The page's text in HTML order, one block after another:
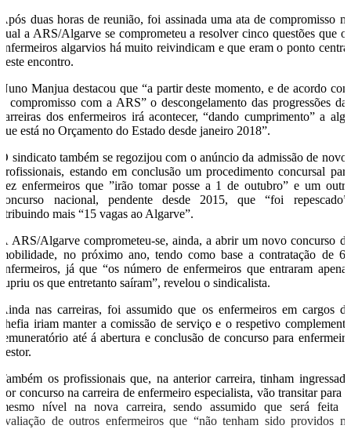
Após duas horas de reunião, foi assinada uma ata de compromisso na
qual a ARS/Algarve se comprometeu a resolver cinco questões que os
enfermeiros algarvios há muito reivindicam e que eram o ponto central
deste encontro.
Nuno Manjua destacou que “a partir deste momento, e de acordo com
o compromisso com a ARS” o descongelamento das progressões das
carreiras dos enfermeiros irá acontecer, “dando cumprimento” a algo
que está no Orçamento do Estado desde janeiro 2018”.
O sindicato também se regozijou com o anúncio da admissão de novos
profissionais, estando em conclusão um procedimento concursal para
dez enfermeiros que ”irão tomar posse a 1 de outubro” e um outro
concurso nacional, pendente desde 2015, que “foi repescado”,
atribuindo mais “15 vagas ao Algarve”.
A ARS/Algarve comprometeu-se, ainda, a abrir um novo concurso de
mobilidade, no próximo ano, tendo como base a contratação de 67
enfermeiros, já que “os número de enfermeiros que entraram apenas
supriu os que entretanto saíram”, revelou o sindicalista.
Ainda nas carreiras, foi assumido que os enfermeiros em cargos de
chefia iriam manter a comissão de serviço e o respetivo complemento
remuneratório até á abertura e conclusão de concurso para enfermeiro
gestor.
Também os profissionais que, na anterior carreira, tinham ingressado
por concurso na carreira de enfermeiro especialista, vão transitar para o
mesmo nível na nova carreira, sendo assumido que será feita a
avaliação de outros enfermeiros que “não tenham sido providos na